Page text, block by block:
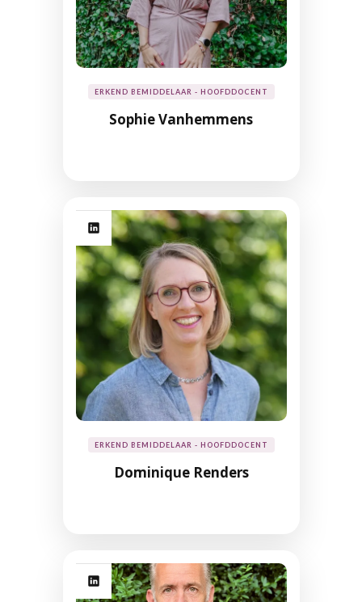
ERKEND BEMIDDELAAR - HOOFDDOCENT
Sophie Vanhemmens
ERKEND BEMIDDELAAR - HOOFDDOCENT
Dominique Renders